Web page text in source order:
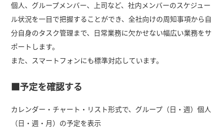
個人、グループメンバー、上司など、社内メンバーのスケジュー
ル状況を一目で把握することができ、全社向けの周知事項から自
分自身のタスク管理まで、日常業務に欠かせない幅広い業務をサ
ポートします。
また、スマートフォンにも標準対応しています。
■予定を確認する
カレンダー・チャート・リスト形式で、グループ（日・週）個人
（日・週・月）の予定を表示